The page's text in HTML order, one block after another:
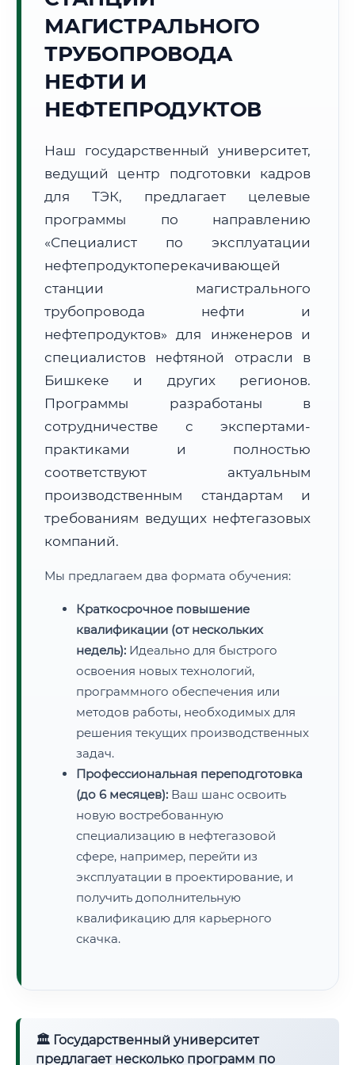
Расчет логистики оригиналов:
📜 Документы и аккредитация ФИС ФРДО
🔍Нажмите на документ для увеличения и просмотра
МАГИСТРАЛЬНОГО
ТРУБОПРОВОДА
НЕФТИ И
НЕФТЕПРОДУКТОВ
Наш государственный университет,
ведущий центр подготовки кадров
для ТЭК, предлагает целевые
программы по направлению
«Специалист по эксплуатации
нефтепродуктоперекачивающей
станции магистрального
трубопровода нефти и
нефтепродуктов» для инженеров и
специалистов нефтяной отрасли в
Бишкеке и других регионов.
Программы разработаны в
сотрудничестве с экспертами-
практиками и полностью
соответствуют актуальным
производственным стандартам и
требованиям ведущих нефтегазовых
компаний.
Мы предлагаем два формата обучения:
Краткосрочное повышение
квалификации (от нескольких
недель): Идеально для быстрого
освоения новых технологий,
программного обеспечения или
методов работы, необходимых для
решения текущих производственных
задач.
Профессиональная переподготовка
(до 6 месяцев): Ваш шанс освоить
новую востребованную
специализацию в нефтегазовой
сфере, например, перейти из
эксплуатации в проектирование, и
получить дополнительную
квалификацию для карьерного
скачка.
🏛 Государственный университет
предлагает несколько программ по